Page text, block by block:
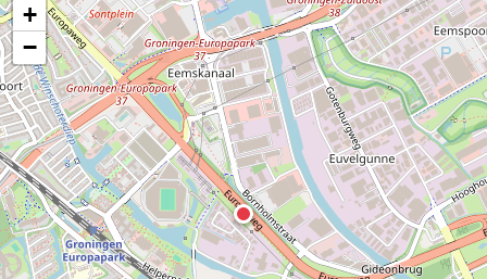
+
−